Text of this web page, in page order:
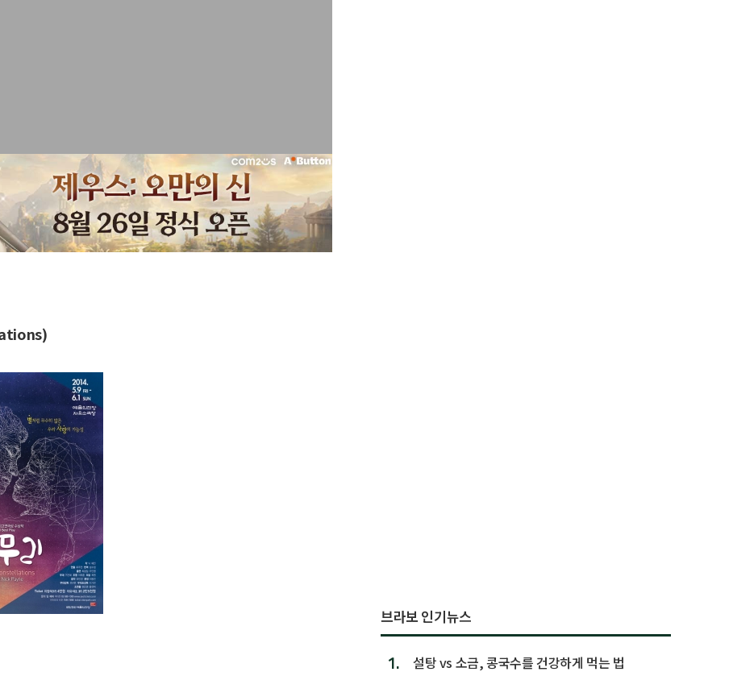
브라보 인기뉴스
1. 설탕 vs 소금, 콩국수를 건강하게 먹는 법